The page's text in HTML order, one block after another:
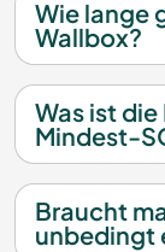
Wie lange
Wallbox?
Was ist
Mindest-
Braucht
unbedingt